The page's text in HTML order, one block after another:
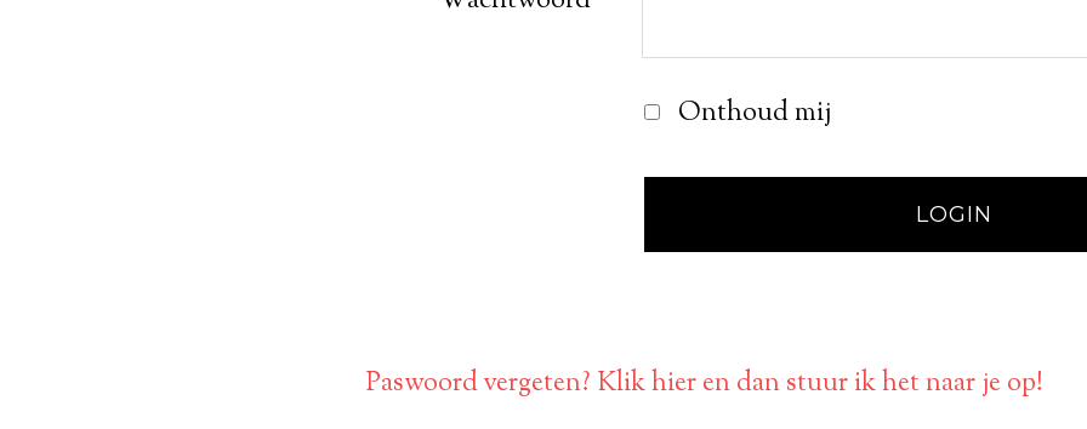
Onthoud mij
Paswoord vergeten? Klik hier en dan stuur ik het naar je op!